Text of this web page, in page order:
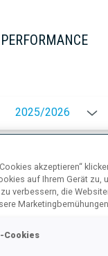
2025/2026
akzeptieren“
auf Ihrem Gerät zu,
verbessern, die
Cookies